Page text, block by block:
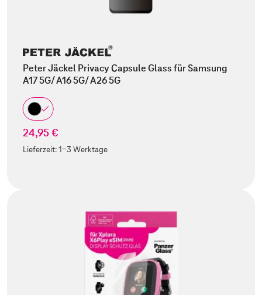
Peter Jäckel Privacy Capsule Glass für Samsung
A17 5G/ A16 5G/ A26 5G
24,95 €
Lieferzeit:1-3 Werktage